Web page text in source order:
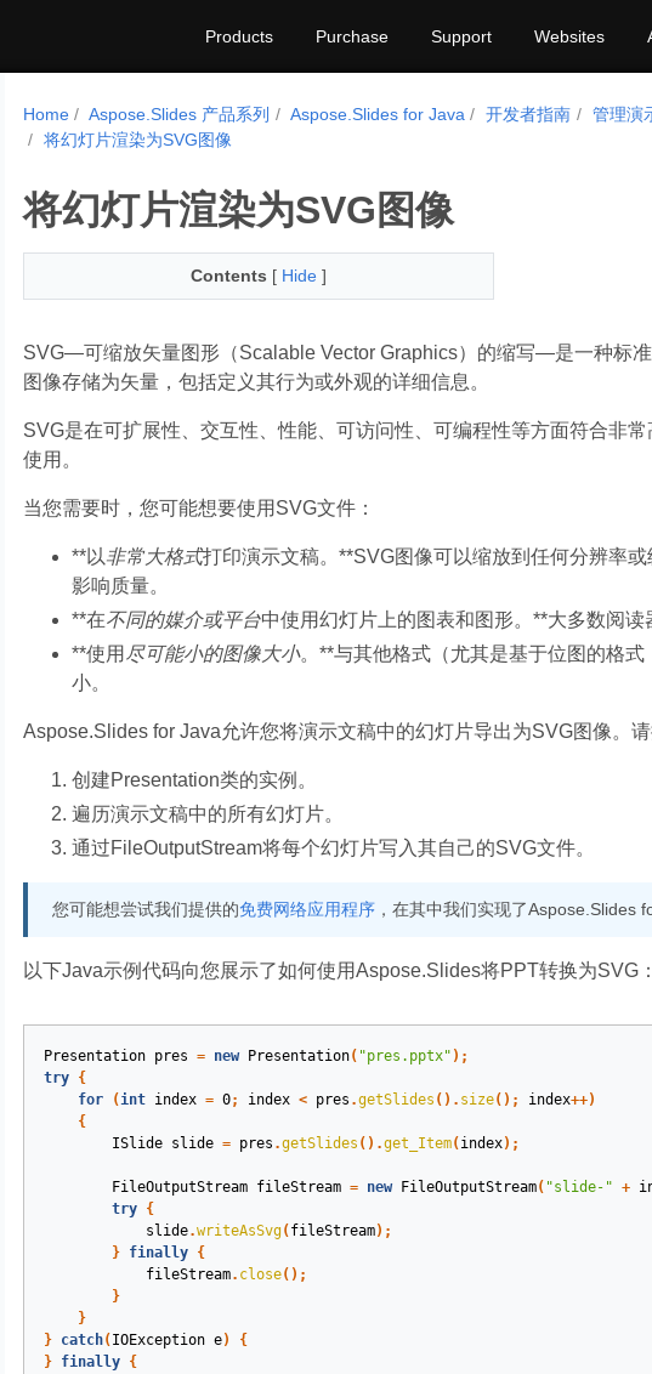
Products Purchase Support Websites
Home Aspose.Slides 产品系列 Aspose.Slides for Java 开发者指南 管理演
将幻灯片渲染为SVG图像
将幻灯片渲染为SVG图像
Contents [ Hide ]
SVG—可缩放矢量图形（Scalable Vector Graphics）的缩写—是一种标
图像存储为矢量，包括定义其行为或外观的详细信息。
SVG是在可扩展性、交互性、性能、可访问性、可编程性等方面符合非
使用。
当您需要时，您可能想要使用SVG文件：
**以非常大格式打印演示文稿。**SVG图像可以缩放到任何分辨率
影响质量。
**在不同的媒介或平台中使用幻灯片上的图表和图形。**大多数阅读
**使用 尽可能小的图像大小。**与其他格式（尤其是基于位图的格
小。
Aspose.Slides for Java允许您将演示文稿中的幻灯片导出为SVG图像。
创建Presentation类的实例。
遍历演示文稿中的所有幻灯片。
通过FileOutputStream将每个幻灯片写入其自己的SVG文件。
您可能想尝试我们提供的免费网络应用程序，在其中我们实现了Aspose.Slides
以下Java示例代码向您展示了如何使用Aspose.Slides将PPT转换为SVG：
Presentation pres = new Presentation( "pres.pptx" );
try
{
for
(int index = 0; index < pres .getSlides (). size(); index++)
{
ISlide
slide = pres .getSlides ().get_Item( index);
FileOutputStream fileStream = new FileOutputStream( "slide-" +
try
{
slide.writeAsSvg( fileStream);
}
finally
{
fileStream. close();
}
}
}
catch( IOException e)
{
}
finally
{